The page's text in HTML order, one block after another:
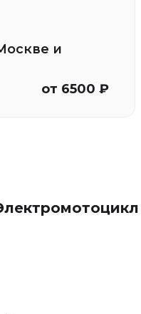
и
от 6500 ₽